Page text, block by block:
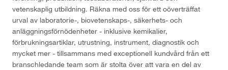
vetenskaplig utbildning. Räkna med oss för ett oöverträffat
urval av laboratorie-, biovetenskaps-, säkerhets- och
anläggningsförnödenheter - inklusive kemikalier,
förbrukningsartiklar, utrustning, instrument, diagnostik och
mycket mer - tillsammans med exceptionell kundvård från ett
branschledande team som är stolta över att vara en del av